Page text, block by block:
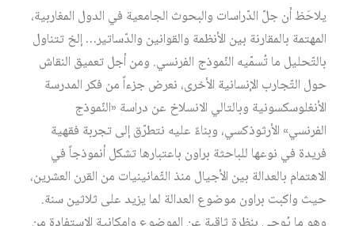
يلاحَظ أن جلّ الدّراسات والبحوث الجامعية في الدول المغاربية،
المهتمة بالمقارنة بين الأنظمة والقوانين والدّساتير… إلخ تتناول
بالتّحليل ما تُسمّيه النّموذج الفرنسي. ومن أجل تعميق النقاش
حول التّجارب الإنسانية الأخرى، نعرض جزءاً من فكر المدرسة
الأنغلوسكسونية وبالتالي الانسلاخ عن دراسة «النّموذج
الفرنسي» الأرثوذكسي، وبناءً عليه نتطرّق إلى تجربة فقهية
فريدة في نوعها للباحثة براون باعتبارها تشكل أنموذجاً في
الاهتمام بالعدالة بين الأجيال منذ الثّمانينيات من القرن العشرين،
حيث واكبت براون موضوع العدالة لما يزيد على ثلاثين سنة.